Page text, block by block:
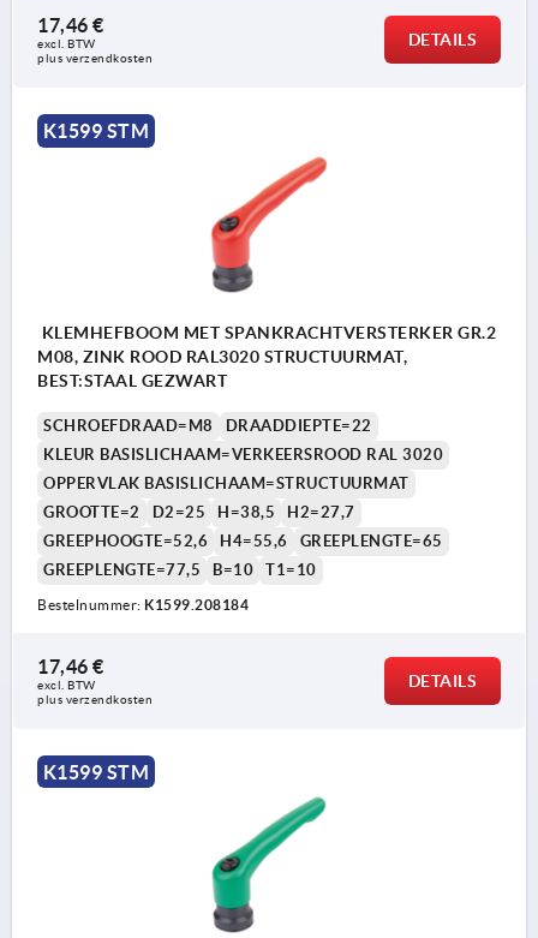
17,46 €
excl. BTW
plus verzendkosten
DETAILS
K1599 STM
KLEMHEFBOOM MET SPANKRACHTVERSTERKER GR.2
M08, ZINK ROOD RAL3020 STRUCTUURMAT,
BEST:STAAL GEZWART
SCHROEFDRAAD=M8
DRAADDIEPTE=22
KLEUR BASISLICHAAM=VERKEERSROOD RAL 3020
OPPERVLAK BASISLICHAAM=STRUCTUURMAT
GROOTTE=2
D2=25 H=38,5
H2=27,7
GREEPHOOGTE=52,6
H4=55,6
GREEPLENGTE=65
GREEPLENGTE=77,5
B=10 T1=10
Bestelnummer: K1599.208184
17,46 €
excl. BTW
plus verzendkosten
DETAILS
K1599 STM